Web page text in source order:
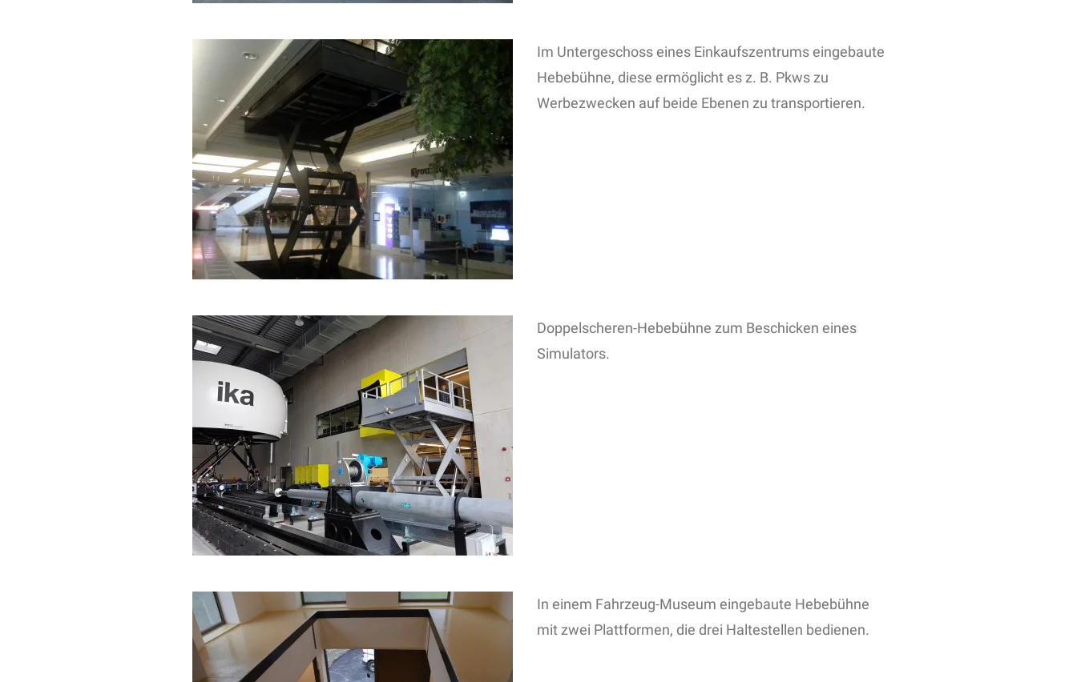
Im Untergeschoss eines Einkaufszentrums eingebaute
Hebebühne, diese ermöglicht es z. B. Pkws zu
Werbezwecken auf beide Ebenen zu transportieren.
Doppelscheren-Hebebühne zum Beschicken eines
Simulators.
In einem Fahrzeug-Museum eingebaute Hebebühne
mit zwei Plattformen, die drei Haltestellen bedienen.